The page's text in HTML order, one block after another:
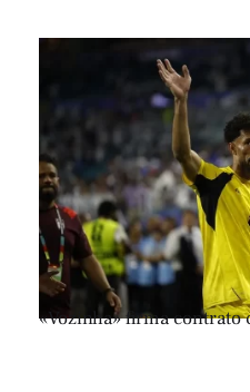
«Vozinha» firma contrato